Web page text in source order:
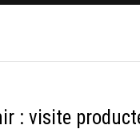
: visite